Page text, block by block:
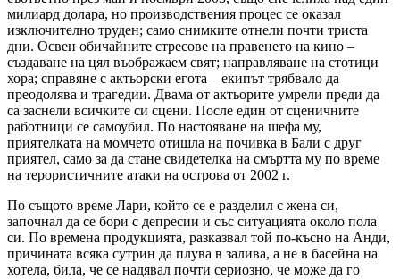
милиард долара, но производствения процес се оказал
изключително труден; само снимките отнели почти триста
дни. Освен обичайните стресове на правенето на кино –
създаване на цял въображаем свят; направляване на стотици
хора; справяне с актьорски егота – екипът трябвало да
преодолява и трагедии. Двама от актьорите умрели преди да
са заснели всичките си сцени. После един от сценичните
работници се самоубил. По настояване на шефа му,
приятелката на момчето отишла на почивка в Бали с друг
приятел, само за да стане свидетелка на смъртта му по време
на терористичните атаки на острова от 2002 г.
По същото време Лари, който се е разделил с жена си,
започнал да се бори с депресии и със ситуацията около пола
си. По времена продукцията, разказвал той по-късно на Анди,
причината всяка сутрин да плува в залива, а не в басейна на
хотела, била, че се надявал почти сериозно, че може да го